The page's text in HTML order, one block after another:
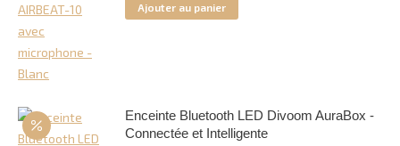
Ajouter au panier
Enceinte Bluetooth LED Divoom AuraBox -
Connectée et Intelligente